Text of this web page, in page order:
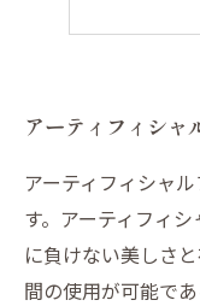
アーティフィシャ
アーティフィシャ
す。アーティフィ
に負けない美しさ
間の使用が可能で